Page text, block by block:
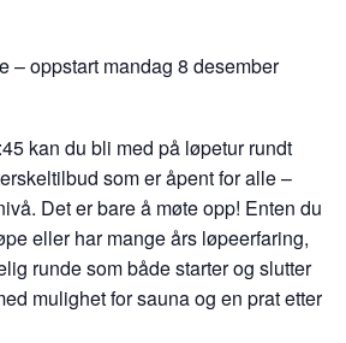
– oppstart mandag 8 desember
kan du bli med på løpetur rundt
som er åpent for alle –
Det er bare å møte opp! Enten du
eller har mange års løpeerfaring,
runde som både starter og slutter
mulighet for sauna og en prat etter